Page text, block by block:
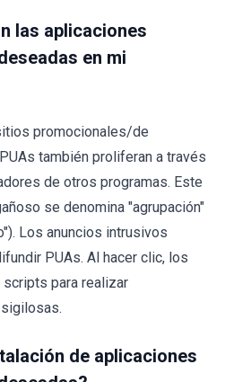
las aplicaciones
en mi
promocionales/de
también proliferan a través
de otros programas. Este
se denomina "agrupación"
Los anuncios intrusivos
PUAs. Al hacer clic, los
scripts para realizar
de aplicaciones